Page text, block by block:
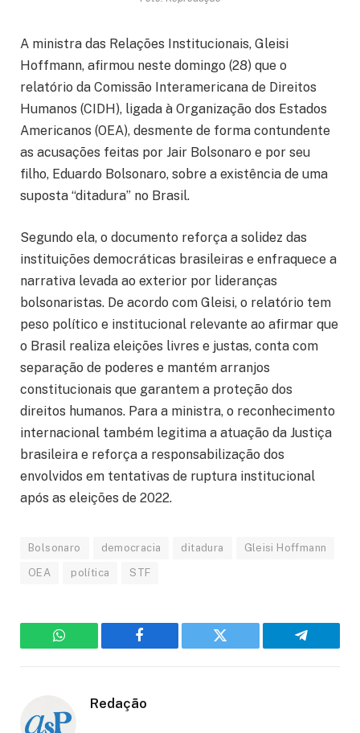
A ministra das Relações Institucionais, Gleisi
Hoffmann, afirmou neste domingo (28) que o
relatório da Comissão Interamericana de Direitos
Humanos (CIDH), ligada à Organização dos Estados
Americanos (OEA), desmente de forma contundente
as acusações feitas por Jair Bolsonaro e por seu
filho, Eduardo Bolsonaro, sobre a existência de uma
suposta “ditadura” no Brasil.
Segundo ela, o documento reforça a solidez das
instituições democráticas brasileiras e enfraquece a
narrativa levada ao exterior por lideranças
bolsonaristas. De acordo com Gleisi, o relatório tem
peso político e institucional relevante ao afirmar que
o Brasil realiza eleições livres e justas, conta com
separação de poderes e mantém arranjos
constitucionais que garantem a proteção dos
direitos humanos. Para a ministra, o reconhecimento
internacional também legitima a atuação da Justiça
brasileira e reforça a responsabilização dos
envolvidos em tentativas de ruptura institucional
após as eleições de 2022.
Bolsonaro democracia ditadura Gleisi Hoffmann
OEA política STF
WhatsApp Facebook Twitter Telegram
Redação